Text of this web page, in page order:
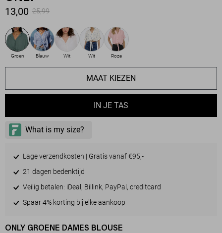
13,00 25,99
Groen Blauw Wit Wit Roze
MAAT KIEZEN
IN JE TAS
Lage verzendkosten | Gratis vanaf €95,-
21 dagen bedenktijd
Veilig betalen: iDeal, Billink, PayPal, creditcard
Spaar 4% korting bij elke aankoop
ONLY GROENE DAMES BLOUSE